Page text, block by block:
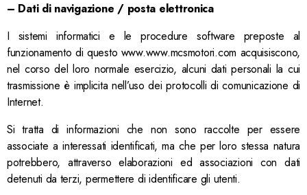
– Dati di navigazione / posta elettronica
I sistemi informatici e le procedure software preposte al
funzionamento di questo www.www.mcsmotori.com acquisiscono,
nel corso del loro normale esercizio, alcuni dati personali la cui
trasmissione è implicita nell’uso dei protocolli di comunicazione di
Internet.
Si tratta di informazioni che non sono raccolte per essere
associate a interessati identificati, ma che per loro stessa natura
potrebbero, attraverso elaborazioni ed associazioni con dati
detenuti da terzi, permettere di identificare gli utenti.